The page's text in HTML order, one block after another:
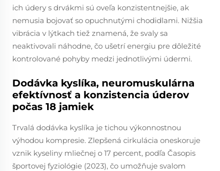
ich údery s drvákmi sú oveľa konzistentnejšie, ak
nemusia bojovať so opuchnutými chodidlami. Nižšia
vibrácia v lýtkach tiež znamená, že svaly sa
neaktivovali náhodne, čo ušetrí energiu pre dôležité
kontrolované pohyby medzi jednotlivými údermi.
Dodávka kyslíka, neuromuskulárna
efektívnosť a konzistencia úderov
počas 18 jamiek
Trvalá dodávka kyslíka je tichou výkonnostnou
výhodou kompresie. Zlepšená cirkulácia oneskoruje
vznik kyseliny mliečnej o 17 percent, podľa Časopis
športovej fyziológie (2023), čo umožňuje svalom